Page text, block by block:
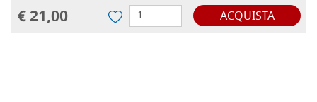
€ 21,00 ACQUISTA